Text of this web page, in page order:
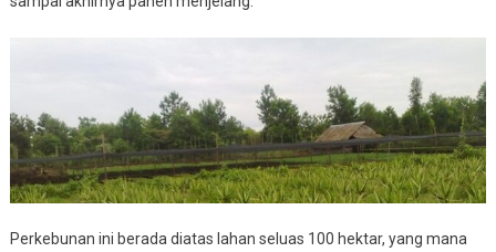
Perkebunan ini berada diatas lahan seluas 100 hektar, yang mana